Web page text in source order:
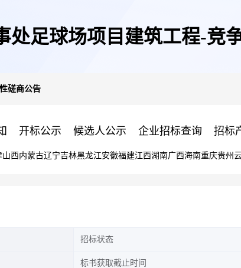
处足球场项目建筑工程-竞
磋商公告
开标公示 候选人公示 企业招标查询 招标
山西内蒙古辽宁吉林黑龙江安徽福建江西湖南广西海南重庆贵州
招标状态
标书获取截止时间